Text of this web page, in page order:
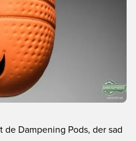
de Dampening Pods, der sad